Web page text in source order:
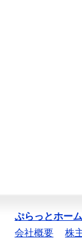
ぷらっとホー
会社概要
株